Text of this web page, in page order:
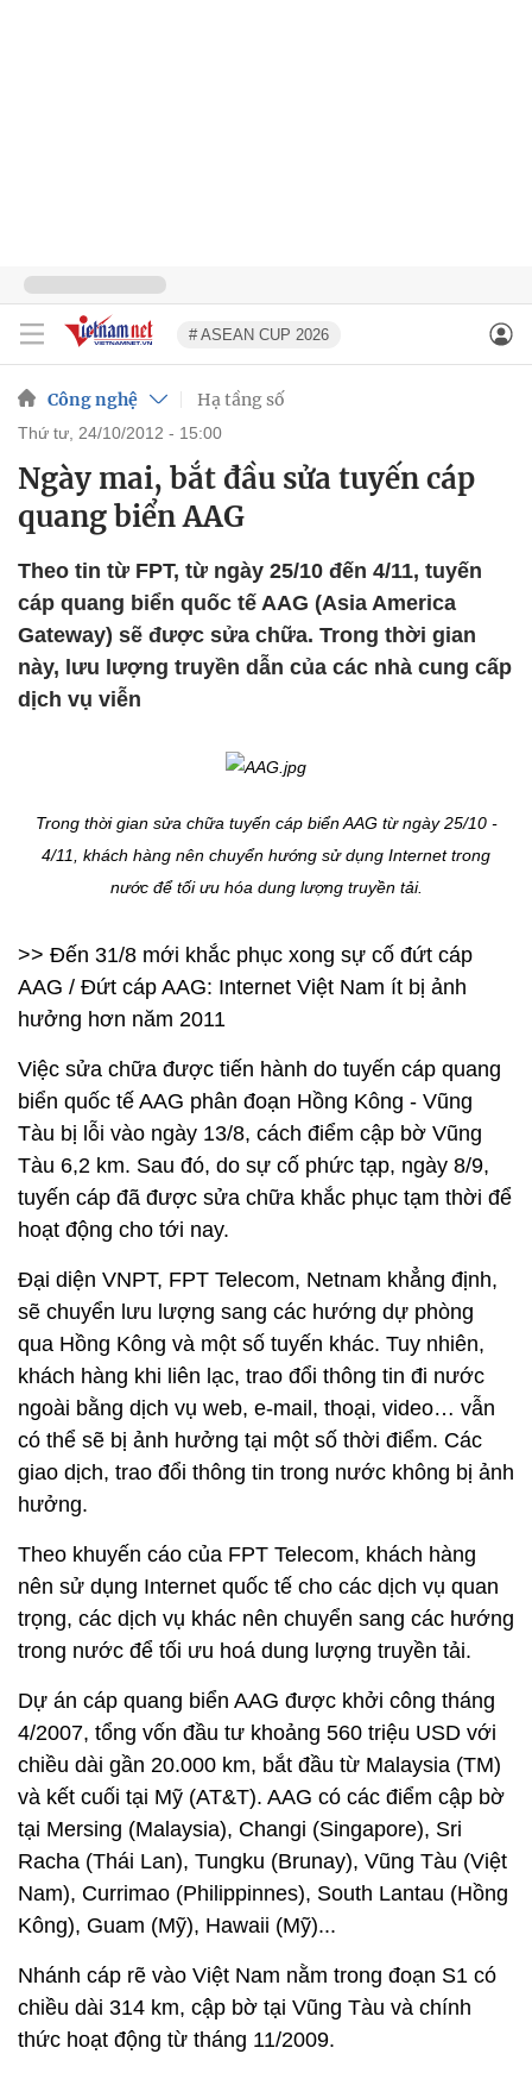
# ASEAN CUP 2026
Công nghệ Hạ tầng số
thứ tư, 24/10/2012 - 15:00
Ngày mai, bắt đầu sửa tuyến cáp
quang biển AAG
Theo tin từ FPT, từ ngày 25/10 đến 4/11, tuyến
cáp quang biển quốc tế AAG (Asia America
Gateway) sẽ được sửa chữa. Trong thời gian
này, lưu lượng truyền dẫn của các nhà cung cấp
dịch vụ viễn
Trong thời gian sửa chữa tuyến cáp biển AAG từ ngày 25/10 -
4/11, khách hàng nên chuyển hướng sử dụng Internet trong
nước để tối ưu hóa dung lượng truyền tải.
>> Đến 31/8 mới khắc phục xong sự cố đứt cáp
AAG / Đứt cáp AAG: Internet Việt Nam ít bị ảnh
hưởng hơn năm 2011
Việc sửa chữa được tiến hành do tuyến cáp quang
biển quốc tế AAG phân đoạn Hồng Kông - Vũng
Tàu bị lỗi vào ngày 13/8, cách điểm cập bờ Vũng
Tàu 6,2 km. Sau đó, do sự cố phức tạp, ngày 8/9,
tuyến cáp đã được sửa chữa khắc phục tạm thời để
hoạt động cho tới nay.
Đại diện VNPT, FPT Telecom, Netnam khẳng định,
sẽ chuyển lưu lượng sang các hướng dự phòng
qua Hồng Kông và một số tuyến khác. Tuy nhiên,
khách hàng khi liên lạc, trao đổi thông tin đi nước
ngoài bằng dịch vụ web, e-mail, thoại, video… vẫn
có thể sẽ bị ảnh hưởng tại một số thời điểm. Các
giao dịch, trao đổi thông tin trong nước không bị ảnh
hưởng.
Theo khuyến cáo của FPT Telecom, khách hàng
nên sử dụng Internet quốc tế cho các dịch vụ quan
trọng, các dịch vụ khác nên chuyển sang các hướng
trong nước để tối ưu hoá dung lượng truyền tải.
Dự án cáp quang biển AAG được khởi công tháng
4/2007, tổng vốn đầu tư khoảng 560 triệu USD với
chiều dài gần 20.000 km, bắt đầu từ Malaysia (TM)
và kết cuối tại Mỹ (AT&T). AAG có các điểm cập bờ
tại Mersing (Malaysia), Changi (Singapore), Sri
Racha (Thái Lan), Tungku (Brunay), Vũng Tàu (Việt
Nam), Currimao (Philippinnes), South Lantau (Hồng
Kông), Guam (Mỹ), Hawaii (Mỹ)...
Nhánh cáp rẽ vào Việt Nam nằm trong đoạn S1 có
chiều dài 314 km, cập bờ tại Vũng Tàu và chính
thức hoạt động từ tháng 11/2009.